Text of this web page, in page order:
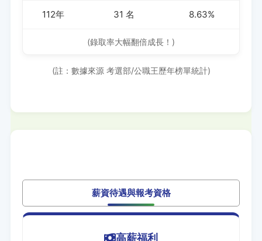
112年 31 名 8.63%
(錄取率大幅翻倍成長！)
(註：數據來源 考選部/公職王歷年榜單統計)
薪資待遇與報考資格
高薪福利